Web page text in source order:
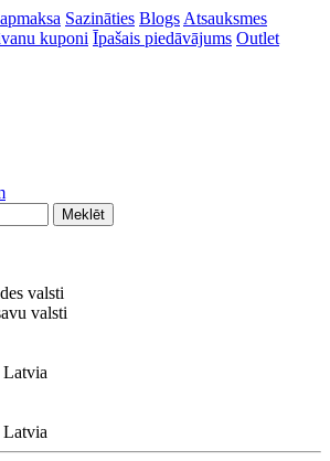
Sazināties Blogs Atsauksmes
kuponi Īpašais piedāvājums Outlet
Meklēt
valsti
valsti
Latvia
Latvia